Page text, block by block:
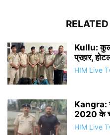
Kullu:
प्रहार,
HIM Live
Kangra:
2020 के
HIM Live